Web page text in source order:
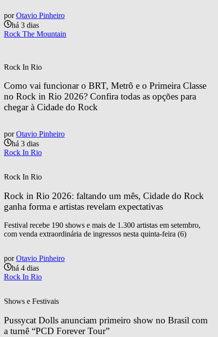
por Otavio Pinheiro
há 3 dias
Rock The Mountain
Rock In Rio
Como vai funcionar o BRT, Metrô e o Primeira Classe
no Rock in Rio 2026? Confira todas as opções para
chegar à Cidade do Rock
por Otavio Pinheiro
há 3 dias
Rock In Rio
Rock In Rio
Rock in Rio 2026: faltando um mês, Cidade do Rock
ganha forma e artistas revelam expectativas
Festival recebe 190 shows e mais de 1.300 artistas em setembro,
com venda extraordinária de ingressos nesta quinta-feira (6)
por Otavio Pinheiro
há 4 dias
Rock In Rio
Shows e Festivais
Pussycat Dolls anunciam primeiro show no Brasil com
a turnê “PCD Forever Tour”